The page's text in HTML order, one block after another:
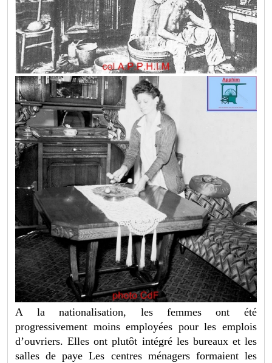
A la nationalisation, les femmes ont été
progressivement moins employées pour les emplois
d’ouvriers. Elles ont plutôt intégré les bureaux et les
salles de paye Les centres ménagers formaient les